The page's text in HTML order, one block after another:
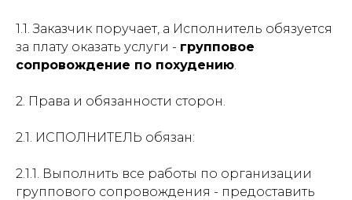
1.1. Заказчик поручает, а Исполнитель обязуется
за плату оказать услуги - групповое
сопровождение по похудению.
2. Права и обязанности сторон.
2.1. ИСПОЛНИТЕЛЬ обязан:
2.1.1. Выполнить все работы по организации
группового сопровождения - предоставить